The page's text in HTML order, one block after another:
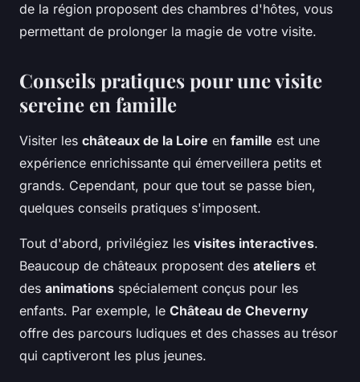
de la région proposent des chambres d'hôtes, vous
permettant de prolonger la magie de votre visite.
Conseils pratiques pour une visite
sereine en famille
Visiter les châteaux de la Loire en famille est une
expérience enrichissante qui émerveillera petits et
grands. Cependant, pour que tout se passe bien,
quelques conseils pratiques s'imposent.
Tout d'abord, privilégiez les visites interactives.
Beaucoup de châteaux proposent des ateliers et
des animations spécialement conçus pour les
enfants. Par exemple, le Château de Cheverny
offre des parcours ludiques et des chasses au trésor
qui captiveront les plus jeunes.